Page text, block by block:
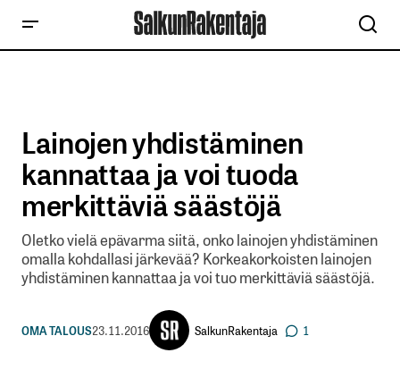
Lainojen yhdistäminen
kannattaa ja voi tuoda
merkittäviä säästöjä
Oletko vielä epävarma siitä, onko lainojen yhdistäminen
omalla kohdallasi järkevää? Korkeakorkoisten lainojen
yhdistäminen kannattaa ja voi tuo merkittäviä säästöjä.
OMA TALOUS23.11.2016 SalkunRakentaja 1